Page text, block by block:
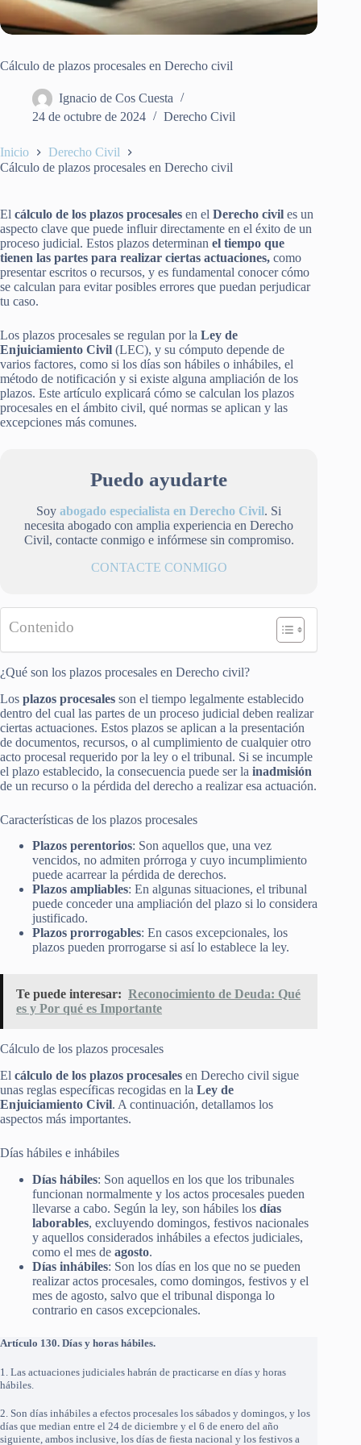
Cálculo de plazos procesales en Derecho civil
Ignacio de Cos Cuesta
24 de octubre de 2024
Derecho Civil
Inicio
Derecho Civil
Cálculo de plazos procesales en Derecho civil
El cálculo de los plazos procesales en el Derecho civil es un
aspecto clave que puede influir directamente en el éxito de un
proceso judicial. Estos plazos determinan el tiempo que
tienen las partes para realizar ciertas actuaciones, como
presentar escritos o recursos, y es fundamental conocer cómo
se calculan para evitar posibles errores que puedan perjudicar
tu caso.
Los plazos procesales se regulan por la Ley de
Enjuiciamiento Civil (LEC), y su cómputo depende de
varios factores, como si los días son hábiles o inhábiles, el
método de notificación y si existe alguna ampliación de los
plazos. Este artículo explicará cómo se calculan los plazos
procesales en el ámbito civil, qué normas se aplican y las
excepciones más comunes.
Puedo ayudarte
Soyabogado especialista en Derecho Civil. Si
necesita abogado con amplia experiencia en Derecho
Civil, contacte conmigo e infórmese sin compromiso.
CONTACTE CONMIGO
Contenido
¿Qué son los plazos procesales en Derecho civil?
Los plazos procesales son el tiempo legalmente establecido
dentro del cual las partes de un proceso judicial deben realizar
ciertas actuaciones. Estos plazos se aplican a la presentación
de documentos, recursos, o al cumplimiento de cualquier otro
acto procesal requerido por la ley o el tribunal. Si se incumple
el plazo establecido, la consecuencia puede ser la inadmisión
de un recurso o la pérdida del derecho a realizar esa actuación.
Características de los plazos procesales
Plazos perentorios: Son aquellos que, una vez
vencidos, no admiten prórroga y cuyo incumplimiento
puede acarrear la pérdida de derechos.
Plazos ampliables: En algunas situaciones, el tribunal
puede conceder una ampliación del plazo si lo considera
justificado.
Plazos prorrogables: En casos excepcionales, los
plazos pueden prorrogarse si así lo establece la ley.
Te puede interesar: Reconocimiento de Deuda: Qué
es y Por qué es Importante
Cálculo de los plazos procesales
El cálculo de los plazos procesales en Derecho civil sigue
unas reglas específicas recogidas en la Ley de
Enjuiciamiento Civil. A continuación, detallamos los
aspectos más importantes.
Días hábiles e inhábiles
Días hábiles: Son aquellos en los que los tribunales
funcionan normalmente y los actos procesales pueden
llevarse a cabo. Según la ley, son hábiles los días
laborables, excluyendo domingos, festivos nacionales
y aquellos considerados inhábiles a efectos judiciales,
como el mes de agosto.
Días inhábiles: Son los días en los que no se pueden
realizar actos procesales, como domingos, festivos y el
mes de agosto, salvo que el tribunal disponga lo
contrario en casos excepcionales.
Artículo 130. Días y horas hábiles.
1. Las actuaciones judiciales habrán de practicarse en días y horas
hábiles.
2. Son días inhábiles a efectos procesales los sábados y domingos, y los
días que median entre el 24 de diciembre y el 6 de enero del año
siguiente, ambos inclusive, los días de fiesta nacional y los festivos a